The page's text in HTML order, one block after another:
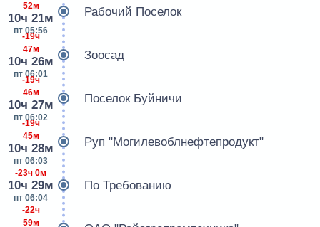
52м
10ч 21м
пт 05:56
Рабочий Поселок
-19ч
47м
10ч 26м
пт 06:01
Зоосад
-19ч
46м
10ч 27м
пт 06:02
Поселок Буйничи
-19ч
45м
10ч 28м
пт 06:03
Руп "Могилевоблнефтепродукт"
-23ч 0м
10ч 29м
пт 06:04
По Требованию
-22ч
59м